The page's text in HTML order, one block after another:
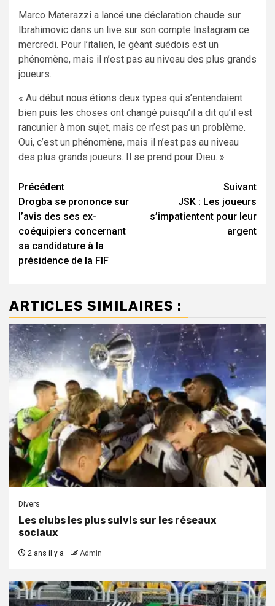
Marco Materazzi a lancé une déclaration chaude sur
Ibrahimovic dans un live sur son compte Instagram ce
mercredi. Pour l’italien, le géant suédois est un
phénomène, mais il n’est pas au niveau des plus grands
joueurs.
« Au début nous étions deux types qui s’entendaient
bien puis les choses ont changé puisqu’il a dit qu’il est
rancunier à mon sujet, mais ce n’est pas un problème.
Oui, c’est un phénomène, mais il n’est pas au niveau
des plus grands joueurs. Il se prend pour Dieu. »
Navigation
d’article
Précédent
Drogba se prononce sur
l’avis des ses ex-
coéquipiers concernant
sa candidature à la
présidence de la FIF
Suivant
JSK : Les joueurs
s’impatientent pour leur
argent
ARTICLES SIMILAIRES :
Divers
Les clubs les plus suivis sur les réseaux
sociaux
2 ans il y a Admin